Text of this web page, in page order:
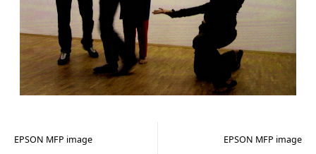
EPSON MFP image EPSON MFP image